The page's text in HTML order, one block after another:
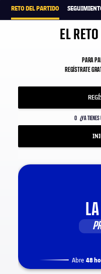
RETO DEL PARTIDO
EL
PARA
REGÍSTRATE
O ¿YA
LA
Abre 48